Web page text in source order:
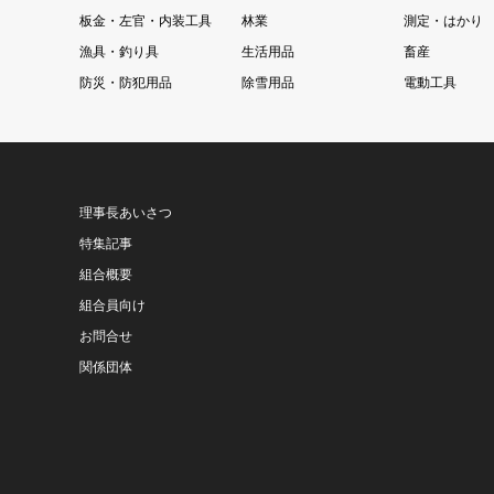
板金・左官・内装工具
林業 測定・はかり
漁具・釣り具
生活用品 畜産
防災・防犯用品
除雪用品 電動工具
理事長あいさつ
特集記事
組合概要
組合員向け
お問合せ
関係団体